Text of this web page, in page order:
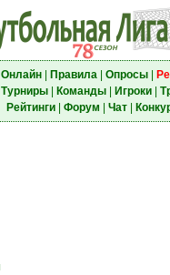
Онлайн| Правила| Опросы|
Турниры| Команды| Игроки|
Рейтинги| Форум Чат|